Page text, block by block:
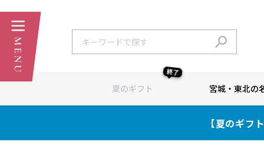
夏のギフト
終了
宮城・東北の
【夏のギ